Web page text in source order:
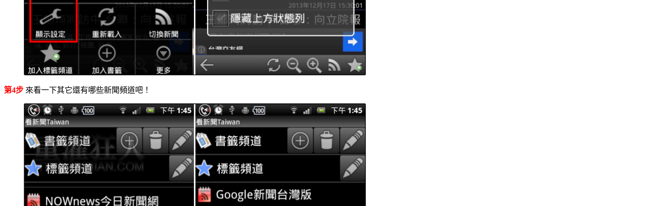
第4步 來看一下其它還有哪些新聞頻道吧！